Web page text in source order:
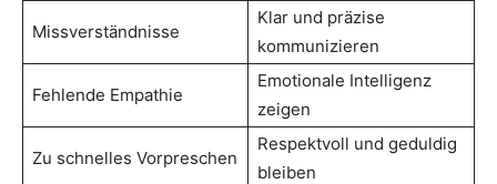
Missverständnisse
Klar und präzise
kommunizieren
Fehlende Empathie
Emotionale Intelligenz
zeigen
Zu schnelles Vorpreschen
Respektvoll und geduldig
bleiben